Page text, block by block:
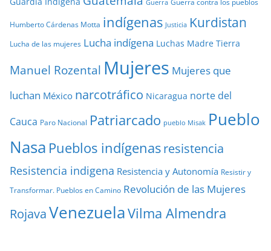
Guerra Guerra contra los pueblos
Humberto Cárdenas Motta indígenas Justicia Kurdistan
Lucha de las mujeres Lucha indígena Luchas Madre Tierra
Manuel Rozental Mujeres Mujeres que
luchan México narcotráfico Nicaragua norte del
Cauca Paro Nacional Patriarcado pueblo Misak Pueblo
Nasa Pueblos indígenasresistencia
Resistencia indigena Resistencia y Autonomía Resistir y
Transformar. Pueblos en Camino Revolución de las Mujeres
RojavaVenezuelaVilma Almendra